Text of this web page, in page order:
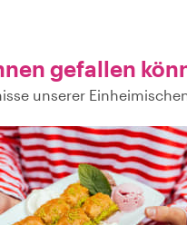
gefallen
unserer